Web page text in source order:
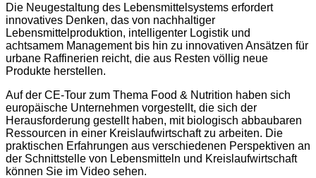
Die Neugestaltung des Lebensmittelsystems erfordert
innovatives Denken, das von nachhaltiger
Lebensmittelproduktion, intelligenter Logistik und
achtsamem Management bis hin zu innovativen Ansätzen für
urbane Raffinerien reicht, die aus Resten völlig neue
Produkte herstellen.
Auf der CE-Tour zum Thema Food & Nutrition haben sich
europäische Unternehmen vorgestellt, die sich der
Herausforderung gestellt haben, mit biologisch abbaubaren
Ressourcen in einer Kreislaufwirtschaft zu arbeiten. Die
praktischen Erfahrungen aus verschiedenen Perspektiven an
der Schnittstelle von Lebensmitteln und Kreislaufwirtschaft
können Sie im Video sehen.